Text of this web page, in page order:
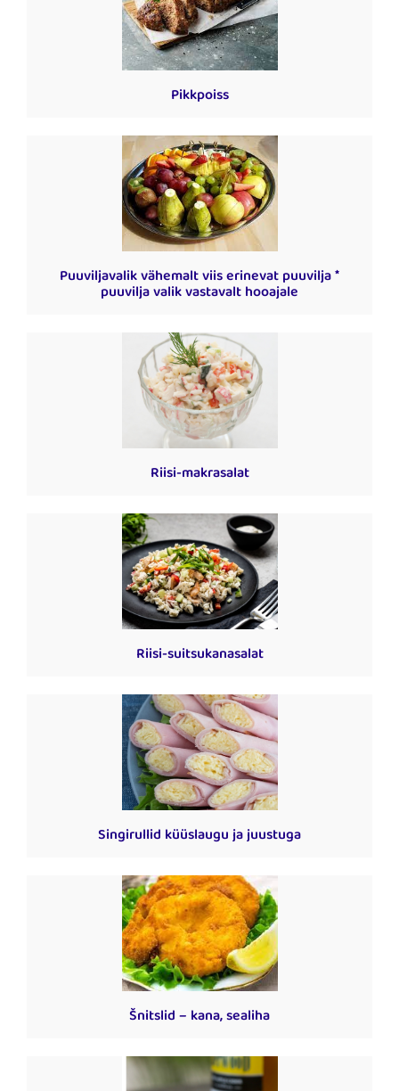
Pikkpoiss
Puuviljavalik vähemalt viis erinevat puuvilja *
puuvilja valik vastavalt hooajale
Riisi-makrasalat
Riisi-suitsukanasalat
Singirullid küüslaugu ja juustuga
Šnitslid – kana, sealiha